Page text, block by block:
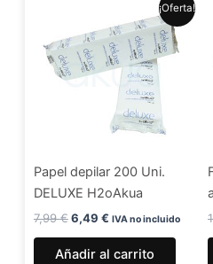
¡Oferta!
Papel depilar 200 Uni.
DELUXE H2oAkua
7,99€
original
era:
7,99 €.
6,49 €
precio
actual
es:
6,49 €.
IVA no incluido
Añadir al carrito